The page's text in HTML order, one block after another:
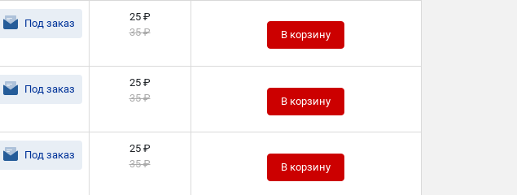
Под заказ
25 ₽
35 ₽
В корзину
Под заказ
25 ₽
35 ₽
В корзину
Под заказ
25 ₽
35 ₽
В корзину